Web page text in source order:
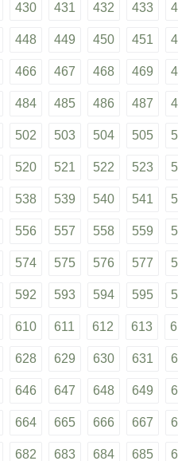
430 431 432 433
448 449 450 451
466 467 468 469
484 485 486 487
502 503 504 505
520 521 522 523
538 539 540 541
556 557 558 559
574 575 576 577
592 593 594 595
610 611 612 613
628 629 630 631
646 647 648 649
664 665 666 667
682 683 684 685